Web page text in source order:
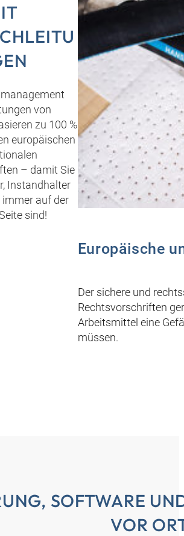
von
zu 100 %
europäischen
– damit Sie
Instandhalter
immer auf der
sind!
Europäische
Der sichere und
Rechtsvorschriften
Arbeitsmittel eine
müssen.
SOFTWARE
VOR